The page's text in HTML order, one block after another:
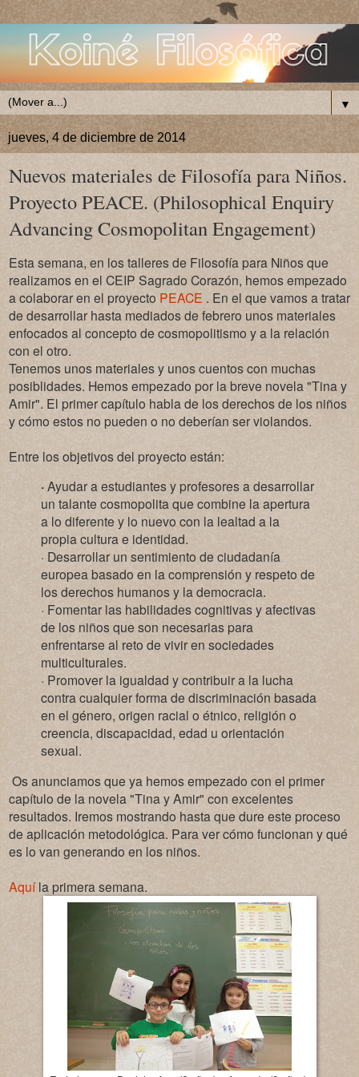
▼
jueves, 4 de diciembre de 2014
Nuevos materiales de Filosofía para Niños.
Proyecto PEACE. (Philosophical Enquiry
Advancing Cosmopolitan Engagement)
Esta semana, en los talleres de Filosofía para Niños que
realizamos en el CEIP Sagrado Corazón, hemos empezado
a colaborar en el proyecto PEACE . En el que vamos a tratar
de desarrollar hasta mediados de febrero unos materiales
enfocados al concepto de cosmopolitismo y a la relación
con el otro.
Tenemos unos materiales y unos cuentos con muchas
posiblidades. Hemos empezado por la breve novela "Tina y
Amir". El primer capítulo habla de los derechos de los niños
y cómo estos no pueden o no deberían ser violandos.
Entre los objetivos del proyecto están:
·Ayudar a estudiantes y profesores a desarrollar
un talante cosmopolita que combine la apertura
a lo diferente y lo nuevo con la lealtad a la
propia cultura e identidad.
· Desarrollar un sentimiento de ciudadanía
europea basado en la comprensión y respeto de
los derechos humanos y la democracia.
· Fomentar las habilidades cognitivas y afectivas
de los niños que son necesarias para
enfrentarse al reto de vivir en sociedades
multiculturales.
· Promover la igualdad y contribuir a la lucha
contra cualquier forma de discriminación basada
en el género, origen racial o étnico, religión o
creencia, discapacidad, edad u orientación
sexual.
Os anunciamos que ya hemos empezado con el primer
capítulo de la novela "Tina y Amir" con excelentes
resultados. Iremos mostrando hasta que dure este proceso
de aplicación metodológica. Para ver cómo funcionan y qué
es lo van generando en los niños.
Aquíla primera semana.